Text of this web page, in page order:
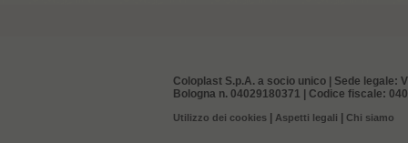
Coloplast S.p.A. a socio unico | Sede legale:
Bologna n. 04029180371 | Codice fiscale:
Utilizzo dei cookies Aspetti legali Chi siamo